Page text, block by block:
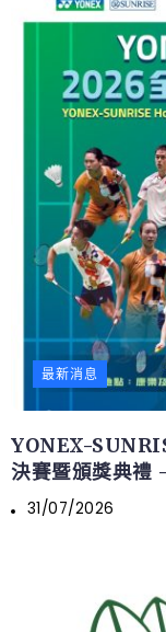
最新消息
YONEX-
決賽暨頒獎典禮
31/07/2026